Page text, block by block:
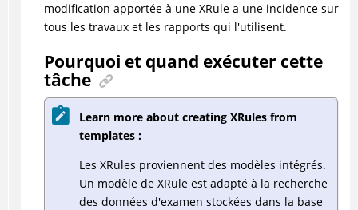
modification apportée à une XRule a une incidence sur
tous les travaux et les rapports qui l'utilisent.
Pourquoi et quand exécuter cette
tâche
Learn more about creating XRules from
templates :
Les XRules proviennent des modèles intégrés.
Un modèle de XRule est adapté à la recherche
des données d'examen stockées dans la base